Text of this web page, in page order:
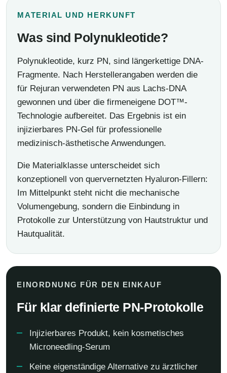
MATERIAL UND HERKUNFT
Was sind Polynukleotide?
Polynukleotide, kurz PN, sind längerkettige DNA-
Fragmente. Nach Herstellerangaben werden die
für Rejuran verwendeten PN aus Lachs-DNA
gewonnen und über die firmeneigene DOT™-
Technologie aufbereitet. Das Ergebnis ist ein
injizierbares PN-Gel für professionelle
medizinisch-ästhetische Anwendungen.
Die Materialklasse unterscheidet sich
konzeptionell von quervernetzten Hyaluron-Fillern:
Im Mittelpunkt steht nicht die mechanische
Volumengebung, sondern die Einbindung in
Protokolle zur Unterstützung von Hautstruktur und
Hautqualität.
EINORDNUNG FÜR DEN EINKAUF
Für klar definierte PN-Protokolle
Injizierbares Produkt, kein kosmetisches
Microneedling-Serum
Keine eigenständige Alternative zu ärztlicher